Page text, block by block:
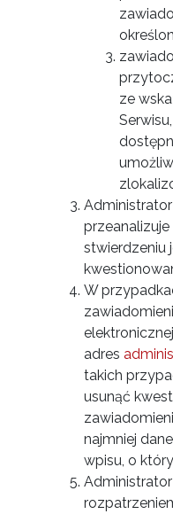
ze
stwierdzeniu
W
adres
takich
usunąć
najmniej
wpisu, o